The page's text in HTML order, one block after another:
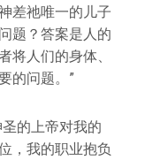
差祂唯一的儿子
题？答案是人的
将人们的身体、
的问题。”
的上帝对我的
，我的职业抱负